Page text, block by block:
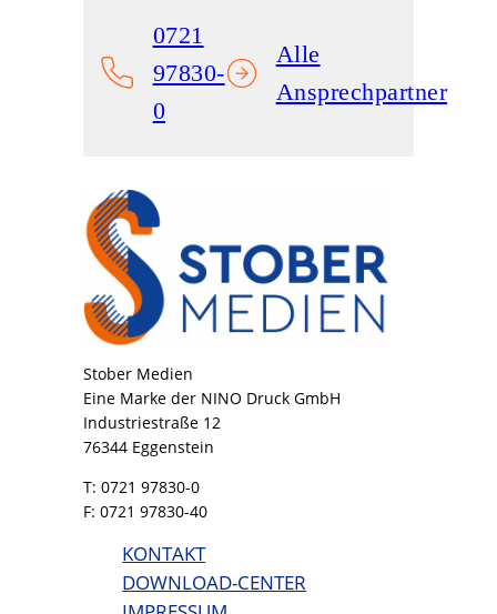
0721
97830-
0
Alle
Ansprechpartner
Stober Medien
Eine Marke der NINO Druck GmbH
Industriestraße 12
76344 Eggenstein
T: 0721 97830-0
F: 0721 97830-40
KONTAKT
DOWNLOAD-CENTER